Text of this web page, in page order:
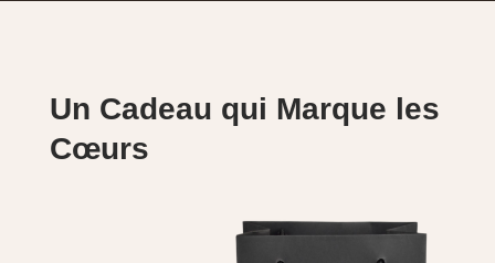
Un Cadeau qui Marque les
Cœurs